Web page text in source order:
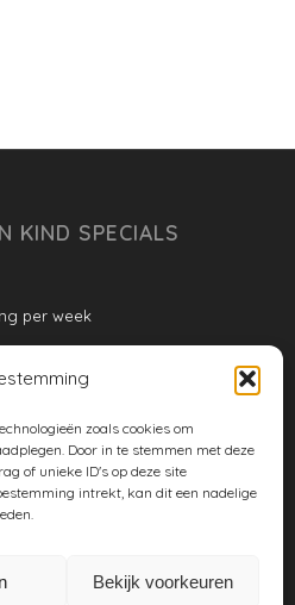
zoals cookies om
Door in te stemmen met deze
of unieke ID's op deze site
intrekt, kan dit een nadelige
Bekijk voorkeuren
KIND SPECIALS
per week
per maand
per jaar
(EU)